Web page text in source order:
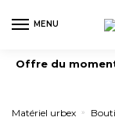
MENU
Offre du
Matériel urbex »